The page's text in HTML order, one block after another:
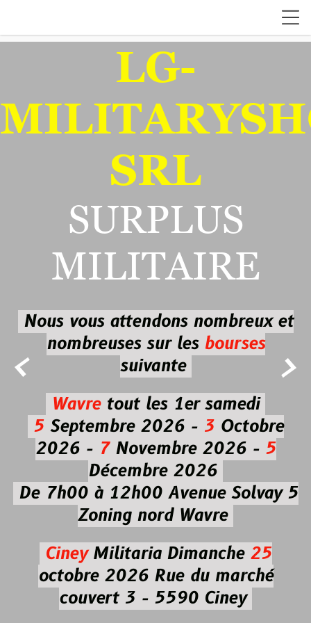
 
LG-
SRL
SURPLUS
MILITAIRE
Nous vous attendons nombreux et
nombreuses sur les bourses
suivante
Wavretout les 1er samedi
5Septembre 2026 - 3Octobre
2026 -7Novembre 2026 - 5
Décembre 2026
De 7h00 à 12h00 Avenue Solvay 5
Zoning nord Wavre
CineyMilitaria Dimanche 25
octobre 2026Rue du marché
couvert 3 - 5590 Ciney